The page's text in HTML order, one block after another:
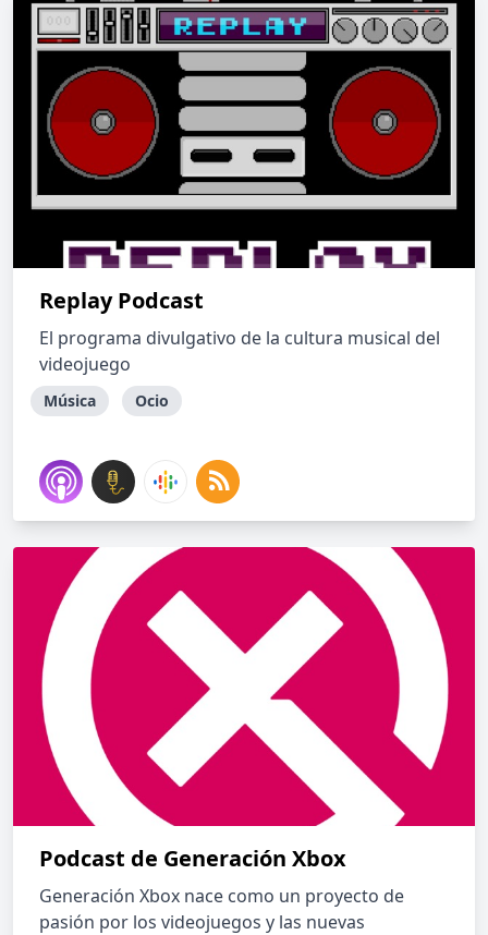
Replay Podcast
El programa divulgativo de la cultura musical del
videojuego
Música Ocio
Podcast de Generación Xbox
Generación Xbox nace como un proyecto de
pasión por los videojuegos y las nuevas